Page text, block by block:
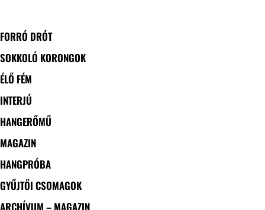
FORRÓ DRÓT
SOKKOLÓ KORONGOK
ÉLŐ FÉM
INTERJÚ
HANGERŐMŰ
MAGAZIN
HANGPRÓBA
GYŰJTŐI CSOMAGOK
ARCHÍVUM – MAGAZIN